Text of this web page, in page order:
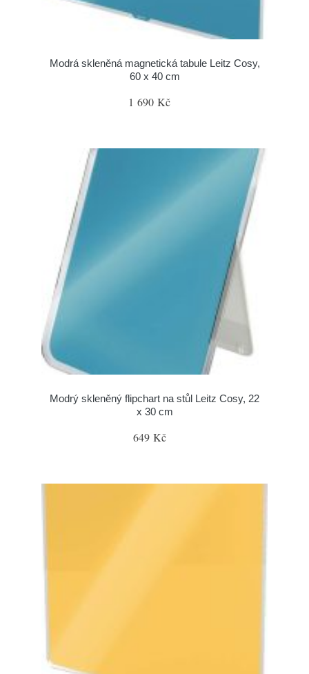
Modrá skleněná magnetická tabule Leitz Cosy,
60 x 40 cm
1 690 Kč
Modrý skleněný flipchart na stůl Leitz Cosy, 22
x 30 cm
649 Kč